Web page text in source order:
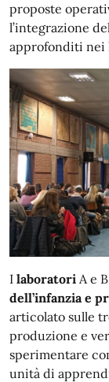
proposte
l’integrazione
approfonditi nei
I laboratori A e
dell’infanzia e
articolato sulle
produzione e
sperimentare
unità di